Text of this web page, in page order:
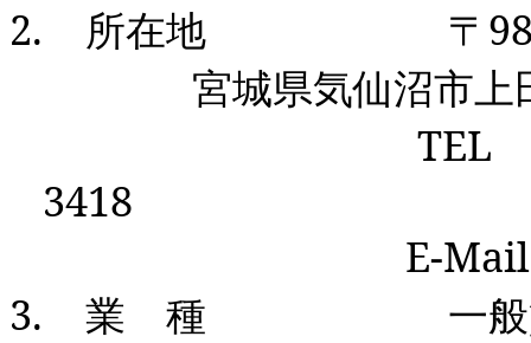
2.
所在地 〒
宮城県気仙沼市上
TEL
3418
E‐Mail
3.
業 種 一般貸切